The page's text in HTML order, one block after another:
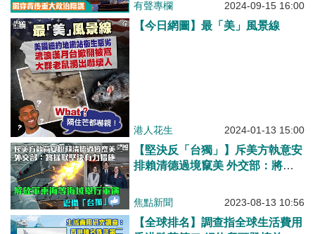
有聲專欄 2024-09-15 16:00
【今日網圖】最「美」風景線
港人花生 2024-01-13 15:00
【堅決反「台獨」】斥美方執意安
排賴清德過境竄美 外交部：將採
域舉行軍演
焦點新聞 2023-08-13 10:56
【全球排名】調查指全球生活費用